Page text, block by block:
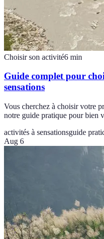
Choisir son activité6 min
Guide complet pour
sensations
Vous cherchez à choisir votre
notre guide pratique pour bien
activités à sensationsguide
Aug 6